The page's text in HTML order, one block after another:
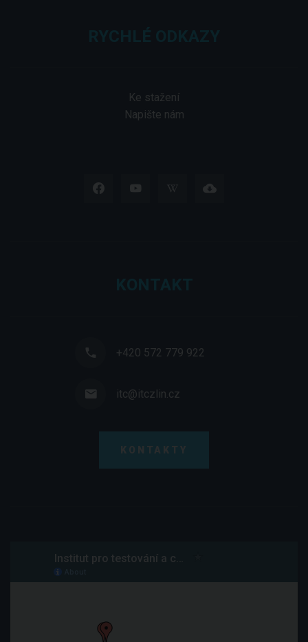
Ke stažení
Napište nám
+420 572 779 922
itc@itczlin.cz
KONTAKTY